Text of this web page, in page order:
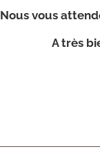
Nous vous
A très